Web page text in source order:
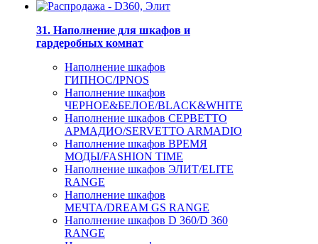
31. Наполнение для шкафов и
гардеробных комнат
Наполнение шкафов
ГИПНОС/IPNOS
Наполнение шкафов
ЧЕРНОЕ&БЕЛОЕ/BLACK&WHITE
Наполнение шкафов СЕРВЕТТО
АРМАДИО/SERVETTO ARMADIO
Наполнение шкафов ВРЕМЯ
МОДЫ/FASHION TIME
Наполнение шкафов ЭЛИТ/ELITE
RANGE
Наполнение шкафов
МЕЧТА/DREAM GS RANGE
Наполнение шкафов D 360/D 360
RANGE